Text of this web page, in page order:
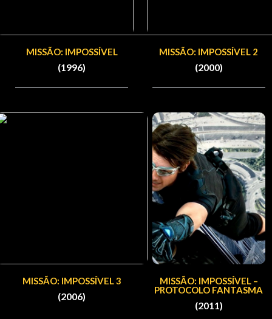
MISSÃO: IMPOSSÍVEL
(1996)
MISSÃO: IMPOSSÍVEL 2
(2000)
MISSÃO: IMPOSSÍVEL 3
(2006)
MISSÃO: IMPOSSÍVEL –
PROTOCOLO FANTASMA
(2011)